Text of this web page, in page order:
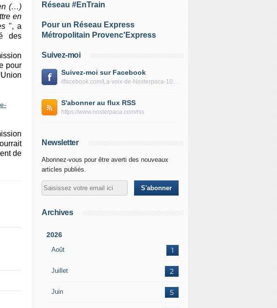
(…)
en
", a
des
pour
de
Réseau #EnTrain
Pour un Réseau Express
Métropolitain Provenc'Express
Suivez-moi
Suivez-moi sur Facebook
//facebook.com/La-voix-de-Nosterpaca-106434384284735
S'abonner au flux RSS
https://www.nosterpaca.com/rss
Newsletter
Abonnez-vous pour être averti des nouveaux
articles publiés.
Archives
2026
Août 1
Juillet 2
Juin 5